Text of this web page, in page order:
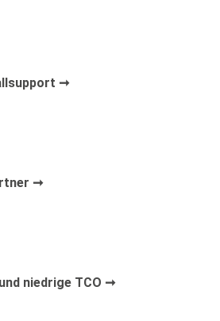
➞
➞
niedrige TCO ➞